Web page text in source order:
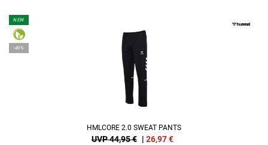
NEW
-40%
HMLCORE 2.0 SWEAT PANTS
UVP 44,95 € | 26,97€